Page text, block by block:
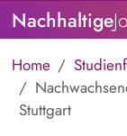
Nachhaltige
Home
Stuttgart